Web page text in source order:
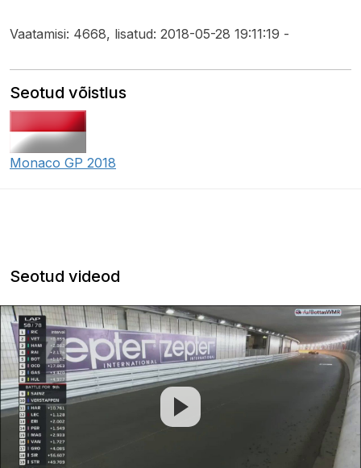
Vaatamisi: 4668, lisatud: 2018-05-28 19:11:19 -
Seotud võistlus
Monaco GP 2018
Seotud videod